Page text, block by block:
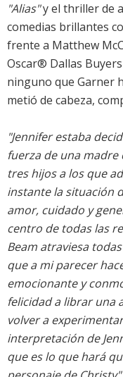
"Alias"y el thriller de
comedias brillantes
frente a Matthew
Oscar® Dallas
ninguno que Garner
metió de cabeza,
"Jennifer estaba
fuerza de una madre
tres hijos a los que
instante la situación
amor, cuidado y
centro de todas las
Beam atraviesa
que a mi parecer
emocionante y
felicidad a librar una
volver a
interpretación de
que es lo que hará